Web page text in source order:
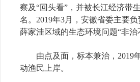
察及“回头看”，并被长江经济带
名。2019年3月，安徽省委主要负
薛家洼区域的生态环境问题“非治
由点及面，标本兼治，2019
动渔民上岸。